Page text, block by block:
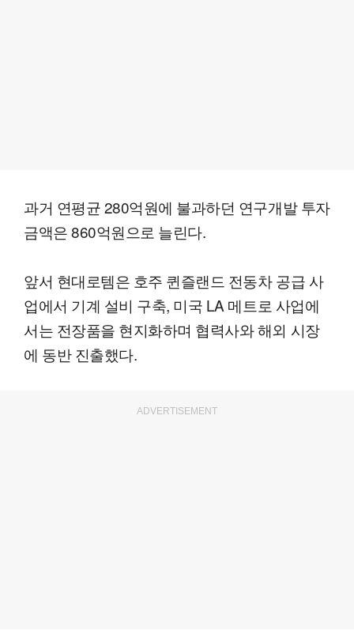
과거 연평균 280억원에 불과하던 연구개발 투자
금액은 860억원으로 늘린다.
앞서 현대로템은 호주 퀸즐랜드 전동차 공급 사
업에서 기계 설비 구축, 미국 LA 메트로 사업에
서는 전장품을 현지화하며 협력사와 해외 시장
에 동반 진출했다.
ADVERTISEMENT